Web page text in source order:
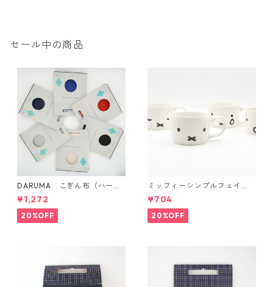
セール中の商品
DARUMA こぎん布（ハード
タイプ）
¥1,272
20%OFF
ミッフィーシンプルフェイ
ス マグ
¥704
20%OFF